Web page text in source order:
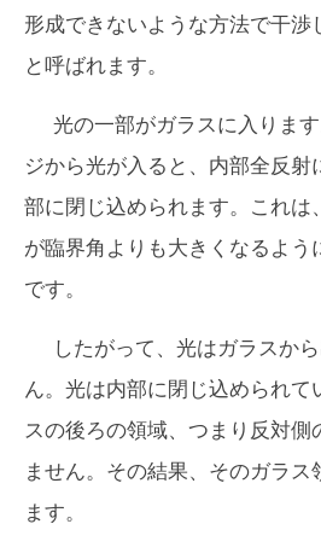
形成できないような方法で干渉
と呼ばれます。
光の一部がガラスに入りま
ジから光が入ると、内部全反射
部に閉じ込められます。これは
が臨界角よりも大きくなるよう
です。
したがって、光はガラスか
ん。光は内部に閉じ込められて
スの後ろの領域、つまり反対側
ません。その結果、そのガラス
ます。